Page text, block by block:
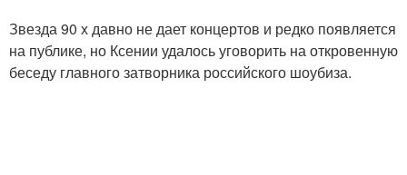
Звезда 90 х давно не дает концертов и редко появляется
на публике, но Ксении удалось уговорить на откровенную
беседу главного затворника российского шоубиза.